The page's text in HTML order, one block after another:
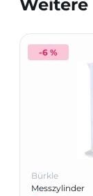
-6 %
Bürkle
Messzylinder